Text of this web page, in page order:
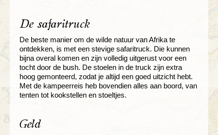
De safaritruck
De beste manier om de wilde natuur van Afrika te
ontdekken, is met een stevige safaritruck. Die kunnen
bijna overal komen en zijn volledig uitgerust voor een
tocht door de bush. De stoelen in de truck zijn extra
hoog gemonteerd, zodat je altijd een goed uitzicht hebt.
Met de kampeerreis heb bovendien alles aan boord, van
tenten tot kookstellen en stoeltjes.
Geld